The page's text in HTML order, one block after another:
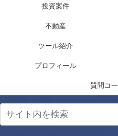
投資案件
不動産
ツール紹介
プロフィール
質問コ